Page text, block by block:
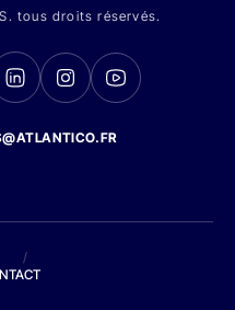
tous droits réservés.
/